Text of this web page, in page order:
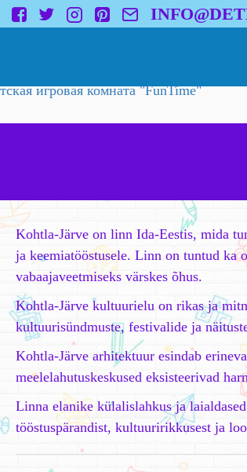
Kohtla-Järve on linn Ida-Eestis, mida
ja keemiatööstusele. Linn on tuntud ka
vabaajaveetmiseks värskes õhus.
Kohtla-Järve kultuurielu on rikas ja
kultuurisündmuste, festivalide ja
Kohtla-Järve arhitektuur esindab
meelelahutuskeskused eksisteerivad
Linna elanike külalislahkus ja
tööstuspärandist, kultuuririkkusest ja